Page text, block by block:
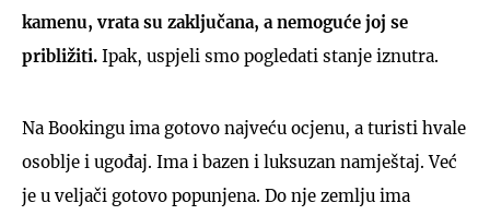
kamenu, vrata su zaključana, a nemoguće joj se
približiti. Ipak, uspjeli smo pogledati stanje iznutra.
Na Bookingu ima gotovo najveću ocjenu, a turisti hvale
osoblje i ugođaj. Ima i bazen i luksuzan namještaj. Već
je u veljači gotovo popunjena. Do nje zemlju ima